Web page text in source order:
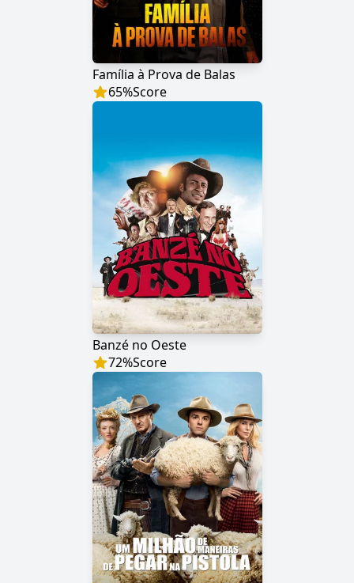
Família à Prova de Balas
65%Score
Banzé no Oeste
72%Score